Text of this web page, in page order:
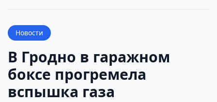
Новости
В Гродно в гаражном
боксе прогремела
вспышка газа